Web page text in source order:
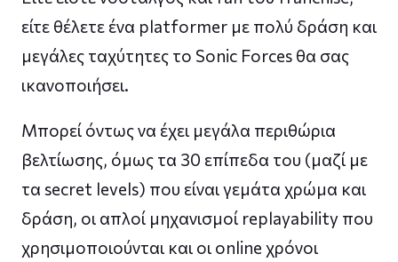
είτε θέλετε ένα platformer με πολύ δράση και
μεγάλες ταχύτητες το Sonic Forces θα σας
ικανοποιήσει.
Μπορεί όντως να έχει μεγάλα περιθώρια
βελτίωσης, όμως τα 30 επίπεδα του (μαζί με
τα secret levels) που είναι γεμάτα χρώμα και
δράση, οι απλοί μηχανισμοί replayability που
χρησιμοποιούνται και οι online χρόνοι